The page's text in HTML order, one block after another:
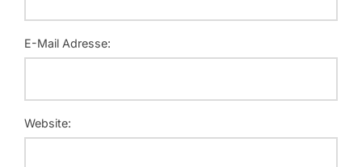
E-Mail Adresse:
Website: